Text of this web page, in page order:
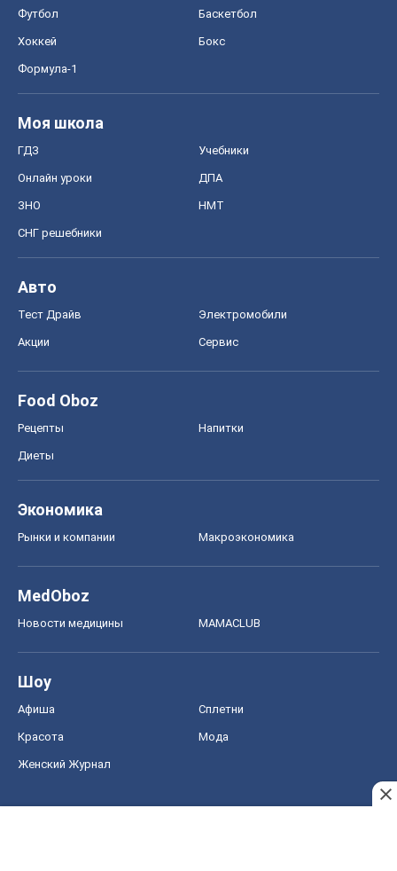
Футбол Баскетбол
Хоккей Бокс
Формула-1
Моя школа
ГДЗ Учебники
Онлайн уроки ДПА
ЗНО НМТ
СНГ решебники
Авто
Тест Драйв Электромобили
Акции Сервис
Food Oboz
Рецепты Напитки
Диеты
Экономика
Рынки и компании Mакроэкономика
MedOboz
Новости медицины MAMACLUB
Шоу
Афиша Сплетни
Красота Мода
Женский Журнал